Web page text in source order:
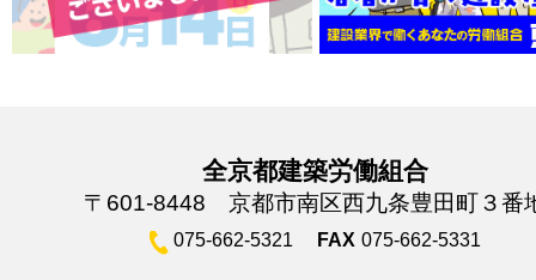
全京都建築労働組合
〒601-8448 京都市南区西九条豊田町３番
075-662-5321 FAX 075-662-5331